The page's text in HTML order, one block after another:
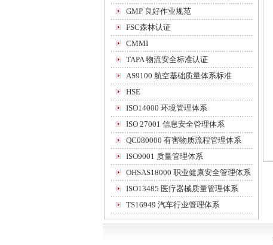
GMP 良好作业规范
FSC森林认证
CMMI
TAPA 物流安全标准认证
AS9100 航空基础质量体系标准
HSE
ISO14000 环境管理体系
ISO 27001 信息安全管理体系
QC080000 有害物质流程管理体系
ISO9001 质量管理体系
OHSAS18000 职业健康安全管理体系
ISO13485 医疗器械质量管理体系
TS16949 汽车行业管理体系